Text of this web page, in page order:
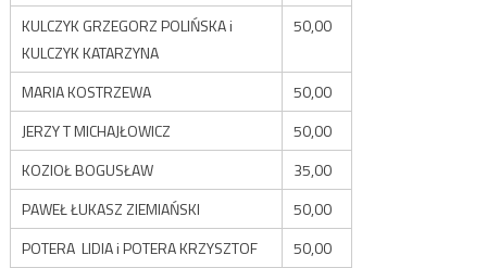
KULCZYK GRZEGORZ POLIŃSKA i
KULCZYK KATARZYNA
50,00
MARIA KOSTRZEWA
50,00
JERZY T MICHAJŁOWICZ
50,00
KOZIOŁ BOGUSŁAW
35,00
PAWEŁ ŁUKASZ ZIEMIAŃSKI
50,00
POTERA LIDIA i POTERA KRZYSZTOF
50,00